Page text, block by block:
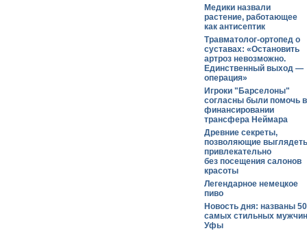
Медики назвали
растение, работающее
как антисептик
Травматолог-ортопед о
суставах: «Остановить
артроз невозможно.
Единственный выход —
операция»
Игроки "Барселоны"
согласны были помочь в
финансировании
трансфера Неймара
Древние секреты,
позволяющие выглядеть
привлекательно
без посещения салонов
красоты
Легендарное немецкое
пиво
Новость дня: названы 50
самых стильных мужчин
Уфы